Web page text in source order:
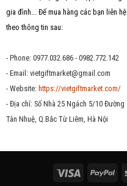
gia đình... Để mua hàng các bạn liên hệ
theo thông tin sau:
- Phone: 0977.032.686 - 0982.772.142
- Email: vietgiftmarket@gmail.com
- Website: https://vietgiftmarket.com/
- Địa chỉ: Số Nhà 25 Ngách 5/10 Đường
Tân Nhuệ, Q.Bắc Từ Liêm, Hà Nội